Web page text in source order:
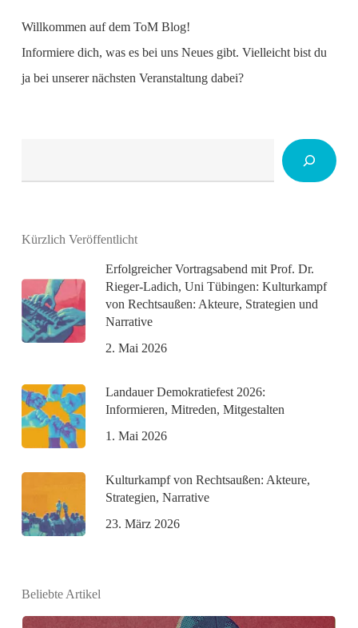
Willkommen auf dem ToM Blog!
Informiere dich, was es bei uns Neues gibt. Vielleicht bist du
ja bei unserer nächsten Veranstaltung dabei?
Kürzlich Veröffentlicht
Erfolgreicher Vortragsabend mit Prof. Dr.
Rieger-Ladich, Uni Tübingen: Kulturkampf
von Rechtsaußen: Akteure, Strategien und
Narrative
2. Mai 2026
Landauer Demokratiefest 2026:
Informieren, Mitreden, Mitgestalten
1. Mai 2026
Kulturkampf von Rechtsaußen: Akteure,
Strategien, Narrative
23. März 2026
Beliebte Artikel